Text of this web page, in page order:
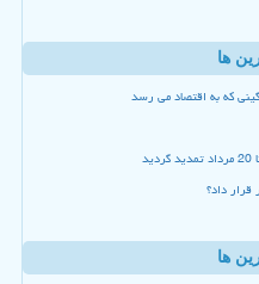
ها
که به اقتصاد می رسد
داد؟
ها